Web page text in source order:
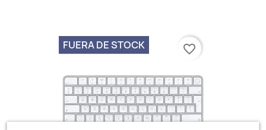
FUERA DE STOCK favorite_border